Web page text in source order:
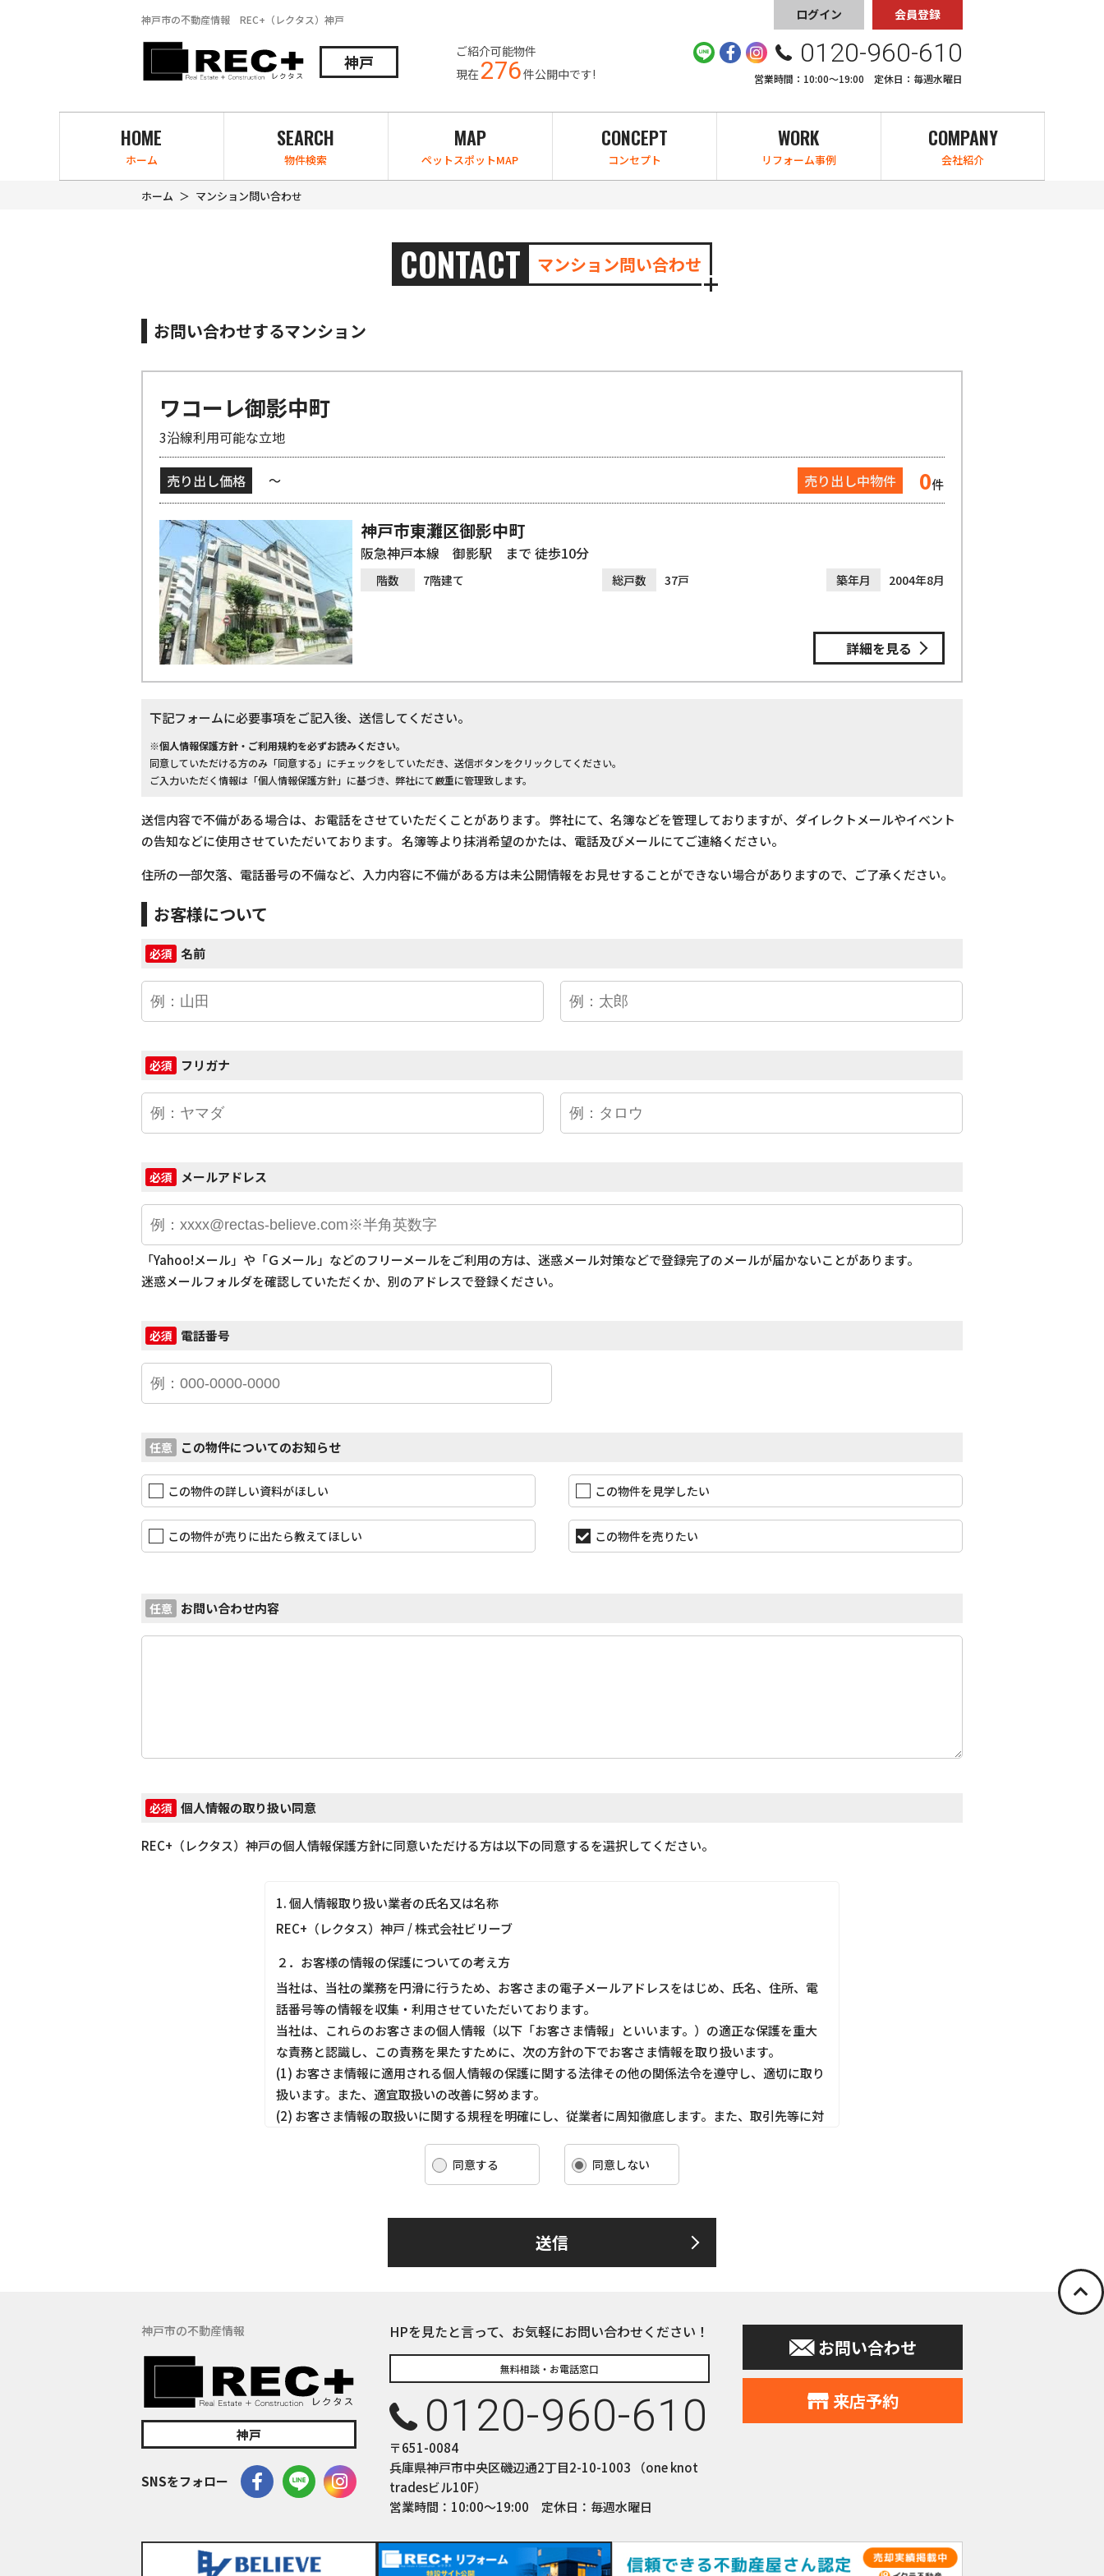
神戸市の不動産情報 REC+（レクタス）神戸
神戸
ご紹介可能物件
現在276件公開中です!
ログイン 会員登録
0120-960-610
営業時間：10:00〜19:00 定休日：毎週水曜日
HOME
ホーム
SEARCH
物件検索
MAP
ペットスポットMAP
CONCEPT
コンセプト
WORK
リフォーム事例
COMPANY
会社紹介
ホーム マンション問い合わせ
CONTACT マンション問い合わせ
お問い合わせするマンション
ワコーレ御影中町
3沿線利用可能な立地
売り出し価格 ～ 売り出し中物件 0件
神戸市東灘区御影中町
阪急神戸本線 御影駅 まで 徒歩10分
階数 7階建て 総戸数 37戸 築年月 2004年8月
詳細を見る
下記フォームに必要事項をご記入後、送信してください。
※個人情報保護方針・ご利用規約を必ずお読みください。
同意していただける方のみ「同意する」にチェックをしていただき、送信ボタンをクリックしてください。
ご入力いただく情報は「個人情報保護方針」に基づき、弊社にて厳重に管理致します。
送信内容で不備がある場合は、お電話をさせていただくことがあります。 弊社にて、名簿などを管理しておりますが、ダイレクトメールやイベント
の告知などに使用させていただいております。 名簿等より抹消希望のかたは、電話及びメールにてご連絡ください。
住所の一部欠落、電話番号の不備など、入力内容に不備がある方は未公開情報をお見せすることができない場合がありますので、ご了承ください。
お客様について
必須 名前
必須 フリガナ
必須 メールアドレス
「Yahoo!メール」や「Ｇメール」などのフリーメールをご利用の方は、迷惑メール対策などで登録完了のメールが届かないことがあります。
迷惑メールフォルダを確認していただくか、別のアドレスで登録ください。
必須 電話番号
任意 この物件についてのお知らせ
この物件の詳しい資料がほしい この物件を見学したい
この物件が売りに出たら教えてほしい この物件を売りたい
任意 お問い合わせ内容
必須 個人情報の取り扱い同意
REC+（レクタス）神戸の個人情報保護方針に同意いただける方は以下の同意するを選択してください。
1. 個人情報取り扱い業者の氏名又は名称
REC+（レクタス）神戸 / 株式会社ビリーブ
２．お客様の情報の保護についての考え方
当社は、当社の業務を円滑に行うため、お客さまの電子メールアドレスをはじめ、氏名、住所、電
話番号等の情報を収集・利用させていただいております。
当社は、これらのお客さまの個人情報（以下「お客さま情報」といいます。）の適正な保護を重大
な責務と認識し、この責務を果たすために、次の方針の下でお客さま情報を取り扱います。
(1) お客さま情報に適用される個人情報の保護に関する法律その他の関係法令を遵守し、適切に取り
扱います。また、適宜取扱いの改善に努めます。
(2) お客さま情報の取扱いに関する規程を明確にし、従業者に周知徹底します。また、取引先等に対
(3) お客さま情報の収集に際しては、利用目的を特定して通知または公表し、その利用目的にしたが
ってお客さま情報を取り扱います。
(5) 保有するお客さま情報について、お客さま本人からの開示、訂正、削除、利用停止の依頼を所定
の窓口でお受けして、誠意をもって対応いたします。
当社は、不動産についてのサービスをお客さまにご利用いただくにあたり、各種の申込みの受付、
訪問、提案、見積、各種の工事やサービス提供等の機会に、当社が直接あるいは協力会社又は業務
委託先等を通じて、お客さまの個人情報（お客さまの電子メールアドレス、氏名、住所、電話番号
等）を取得いたしますが、これらの個人情報は下記の目的に利用させていただきます。
(1) 不動産についてのサービスの提供
(2) 不動産についてのサービスのアフターサービスの提供
(3) 不動産についてのサービスのお知らせ・ＰＲ、調査・データ集積、研究開発
(4) ウェブサイトシステム管理会社（以下「サイト管理会社」といいます。）への提供。
(5) その他上記(1)から(4)に附随する業務の実施
なお、当社は、サイト管理会社が提供するサービス改善に必要な範囲で、お客様の個人データをサ
イト管理会社に提供します。
同意する 同意しない
送信
神戸市の不動産情報
神戸
SNSをフォロー
HPを見たと言って、お気軽にお問い合わせください！
無料相談・お電話窓口
0120-960-610
〒651-0084
兵庫県神戸市中央区磯辺通2丁目2-10-1003 （one knot
tradesビル10F）
営業時間：10:00〜19:00 定休日：毎週水曜日
お問い合わせ
来店予約